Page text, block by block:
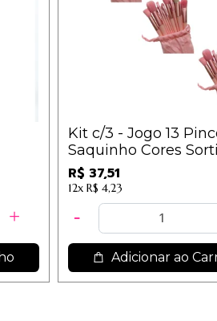
Kit c/3 - Jogo 13
Saquinho Cores
IM
R$ 37,51
12x R$ 4,23
Adicionar ao